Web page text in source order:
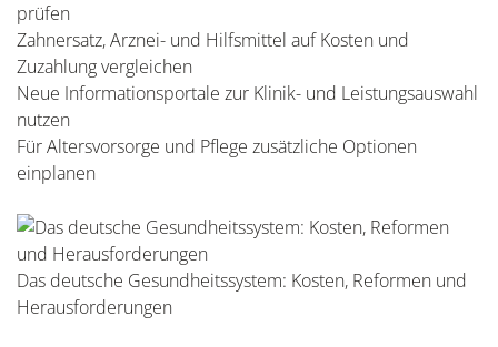
prüfen
Zahnersatz, Arznei- und Hilfsmittel auf Kosten und
Zuzahlung vergleichen
Neue Informationsportale zur Klinik- und Leistungsauswahl
nutzen
Für Altersvorsorge und Pflege zusätzliche Optionen
einplanen
Das deutsche Gesundheitssystem: Kosten, Reformen und
Herausforderungen